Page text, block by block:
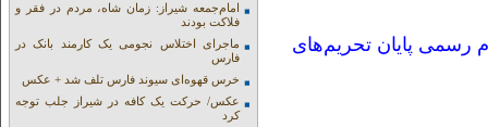
رسمی پایان تحریم‌های
امام‌جمعه شیراز: زمان شاه، مردم در فقر و
فلاکت بودند
ماجرای اختلاس نجومی یک کارمند بانک در
فارس
خرس قهوه‌ای سیوند فارس تلف شد + عکس
عکس/ حرکت یک کافه در شیراز جلب توجه
کرد